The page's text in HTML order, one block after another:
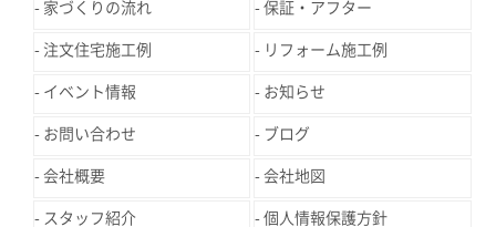
家づくりの流れ 保証・アフター
注文住宅施工例 リフォーム施工例
イベント情報 お知らせ
お問い合わせ ブログ
会社概要 会社地図
スタッフ紹介 個人情報保護方針